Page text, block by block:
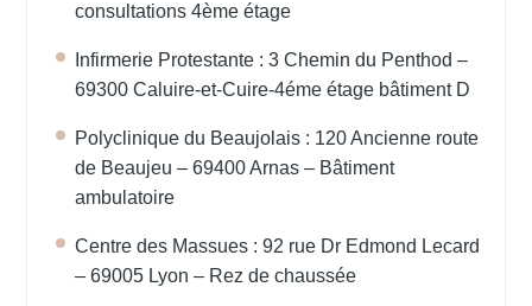
consultations 4ème étage
Infirmerie Protestante : 3 Chemin du Penthod –
69300 Caluire-et-Cuire-4éme étage bâtiment D
Polyclinique du Beaujolais : 120 Ancienne route
de Beaujeu – 69400 Arnas – Bâtiment
ambulatoire
Centre des Massues : 92 rue Dr Edmond Lecard
– 69005 Lyon – Rez de chaussée